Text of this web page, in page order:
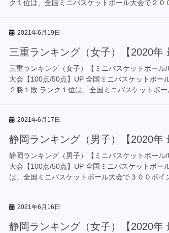
ク１位は、全国ミニバスケットボール大会で２
2021年6月19日
三重ランキング（女子）【2020年
三重ランキング（女子）【ミニバスケットボー
大会【100点/50点】UP 全国ミニバスケットボ
２勝１敗 ランク１位は、全国ミニバスケットボ
2021年6月17日
静岡ランキング（男子）【2020年
静岡ランキング（男子）【ミニバスケットボー
大会【100点/50点】UP 全国ミニバスケットボ
は、全国ミニバスケットボール大会で３００ポ
2021年6月16日
静岡ランキング（女子）【2020年